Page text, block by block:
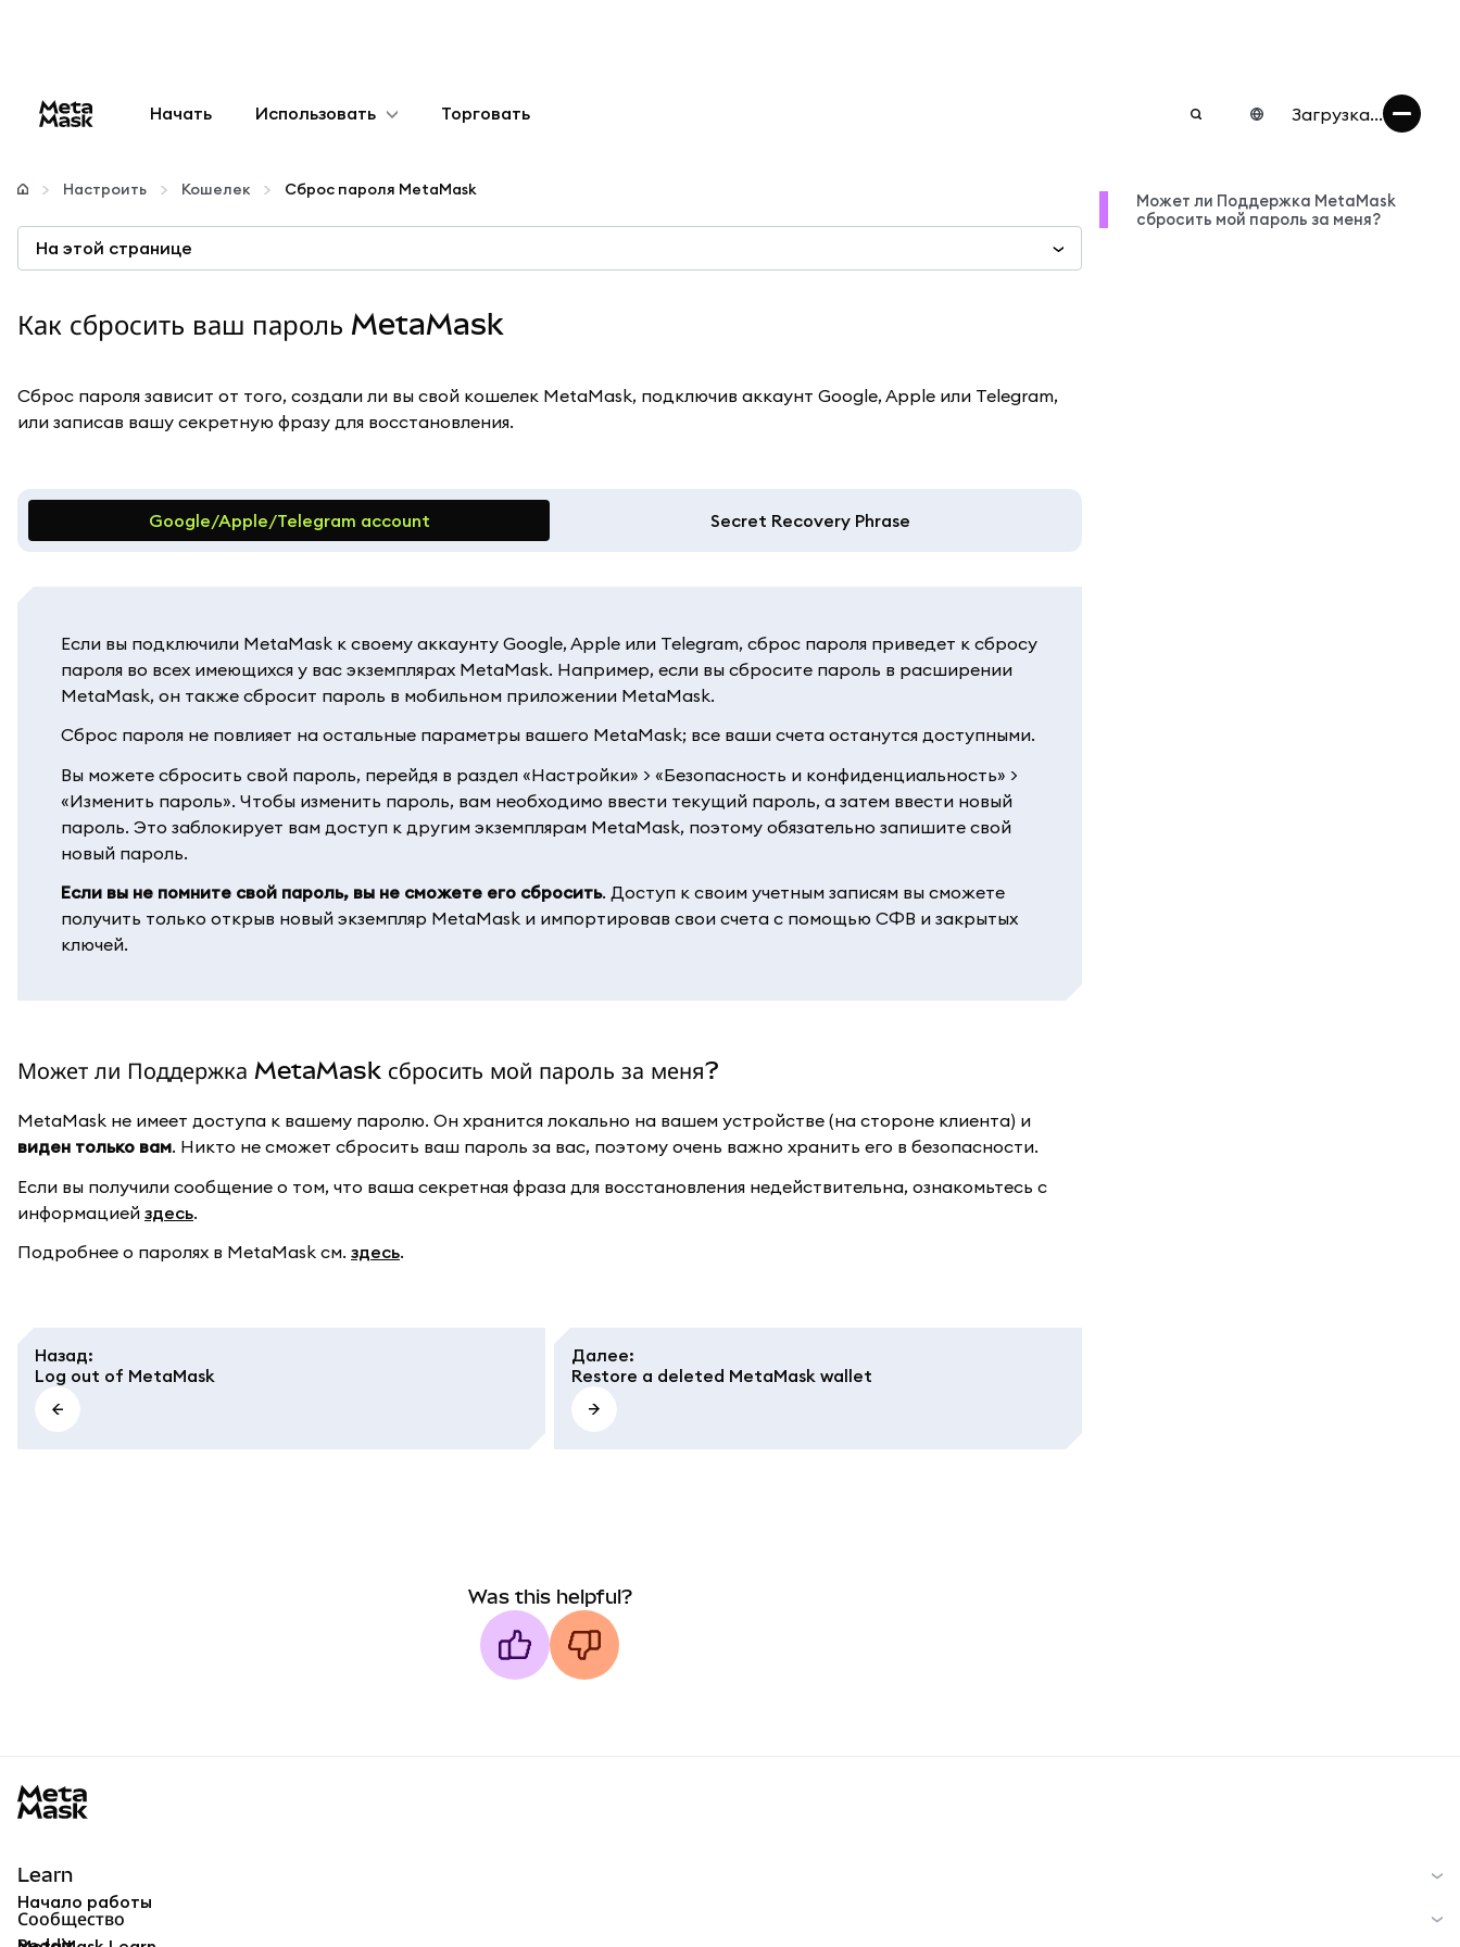
Начать Использовать
Настроить
Управление криптовалютой
Торговать Загрузка...
Настроить Кошелек Сброс пароля MetaMask
На этой странице
Как сбросить ваш пароль MetaMask
Сброс пароля зависит от того, создали ли вы свой кошелек MetaMask, подключив аккаунт Google, Apple или Telegram,
или записав вашу секретную фразу для восстановления.
Google/Apple/Telegram account Secret Recovery Phrase
Если вы подключили MetaMask к своему аккаунту Google, Apple или Telegram, сброс пароля приведет к сбросу
пароля во всех имеющихся у вас экземплярах MetaMask. Например, если вы сбросите пароль в расширении
MetaMask, он также сбросит пароль в мобильном приложении MetaMask.
Сброс пароля не повлияет на остальные параметры вашего MetaMask; все ваши счета останутся доступными.
Вы можете сбросить свой пароль, перейдя в раздел «Настройки» > «Безопасность и конфиденциальность» >
«Изменить пароль». Чтобы изменить пароль, вам необходимо ввести текущий пароль, а затем ввести новый
пароль. Это заблокирует вам доступ к другим экземплярам MetaMask, поэтому обязательно запишите свой
новый пароль.
Если вы не помните свой пароль, вы не сможете его сбросить. Доступ к своим учетным записям вы сможете
получить только открыв новый экземпляр MetaMask и импортировав свои счета с помощью СФВ и закрытых
ключей.
Может ли Поддержка MetaMask сбросить мой пароль за меня?
MetaMask не имеет доступа к вашему паролю. Он хранится локально на вашем устройстве (на стороне клиента) и
виден только вам. Никто не сможет сбросить ваш пароль за вас, поэтому очень важно хранить его в безопасности.
Если вы получили сообщение о том, что ваша секретная фраза для восстановления недействительна, ознакомьтесь с
информацией здесь.
Подробнее о паролях в MetaMask см. здесь.
Назад:
Log out of MetaMask
Далее:
Restore a deleted MetaMask wallet
Was this helpful?
Может ли Поддержка MetaMask
сбросить мой пароль за меня?
Learn
Начало работы
Сообщество